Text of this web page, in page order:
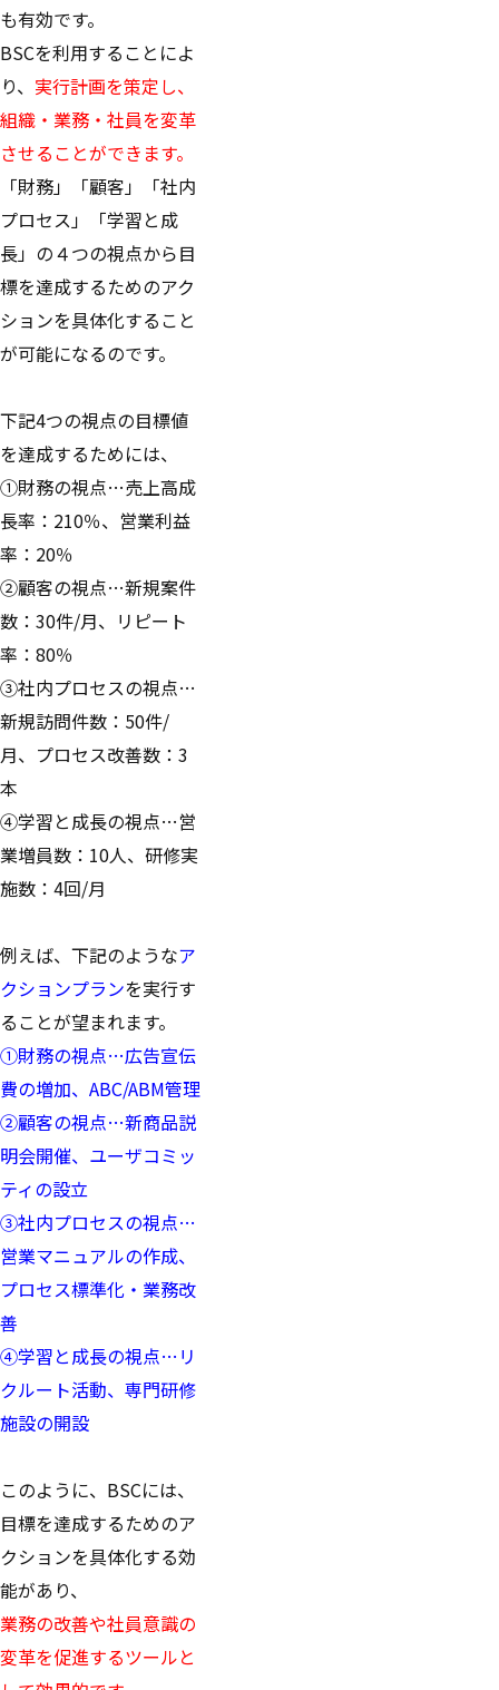
も有効です。
BSCを利用することによ
り、 実行計画を策定し、
組織・業務・社員を変革
させることができます。
「財務」「顧客」「社内
プロセス」「学習と成
長」の４つの視点から目
標を達成するためのアク
ションを具体化すること
が可能になるのです。
下記4つの視点の目標値
を達成するためには、
①財務の視点…売上高成
長率：210％、営業利益
率：20％
②顧客の視点…新規案件
数：30件/月、リピート
率：80％
③社内プロセスの視点…
新規訪問件数：50件/
月、プロセス改善数：3
本
④学習と成長の視点…営
業増員数：10人、研修実
施数：4回/月
例えば、下記のようなア
クションプランを実行す
ることが望まれます。
①財務の視点…広告宣伝
費の増加、ABC/ABM管理
②顧客の視点…新商品説
明会開催、ユーザコミッ
ティの設立
③社内プロセスの視点…
営業マニュアルの作成、
プロセス標準化・業務改
善
④学習と成長の視点…リ
クルート活動、専門研修
施設の開設
このように、BSCには、
目標を達成するためのア
クションを具体化する効
能があり、
業務の改善や社員意識の
変革を促進するツールと